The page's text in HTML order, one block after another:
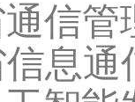
信
息